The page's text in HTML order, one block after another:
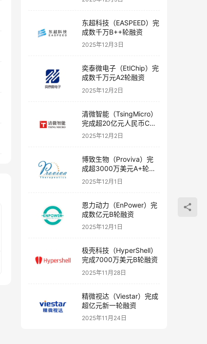
东超科技（EASPEED）完
成数千万B++轮融资
2025年12月3日
奕泰微电子（EtlChip）完
成数千万元A2轮融资
2025年12月2日
清微智能（TsingMicro）
完成超20亿元人民币C轮
融资
2025年12月2日
博致生物（Proviva）完
成超3000万美元A+轮融
资
2025年12月1日
恩力动力（EnPower）完
成数亿元B轮融资
2025年12月1日
极壳科技（HyperShell）
完成7000万美元B轮融资
2025年11月28日
精微视达（Viestar）完成
超亿元新一轮融资
2025年11月24日